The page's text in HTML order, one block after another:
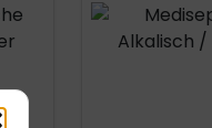
Product